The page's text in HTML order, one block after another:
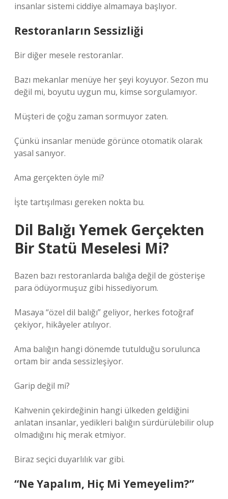
insanlar sistemi ciddiye almamaya başlıyor.
Restoranların Sessizliği
Bir diğer mesele restoranlar.
Bazı mekanlar menüye her şeyi koyuyor. Sezon mu
değil mi, boyutu uygun mu, kimse sorgulamıyor.
Müşteri de çoğu zaman sormuyor zaten.
Çünkü insanlar menüde görünce otomatik olarak
yasal sanıyor.
Ama gerçekten öyle mi?
İşte tartışılması gereken nokta bu.
Dil Balığı Yemek Gerçekten
Bir Statü Meselesi Mi?
Bazen bazı restoranlarda balığa değil de gösterişe
para ödüyormuşuz gibi hissediyorum.
Masaya “özel dil balığı” geliyor, herkes fotoğraf
çekiyor, hikâyeler atılıyor.
Ama balığın hangi dönemde tutulduğu sorulunca
ortam bir anda sessizleşiyor.
Garip değil mi?
Kahvenin çekirdeğinin hangi ülkeden geldiğini
anlatan insanlar, yedikleri balığın sürdürülebilir olup
olmadığını hiç merak etmiyor.
Biraz seçici duyarlılık var gibi.
“Ne Yapalım, Hiç Mi Yemeyelim?”